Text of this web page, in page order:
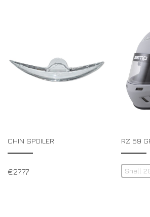
CHIN SPOILER
€27.77
RZ 59
Snell